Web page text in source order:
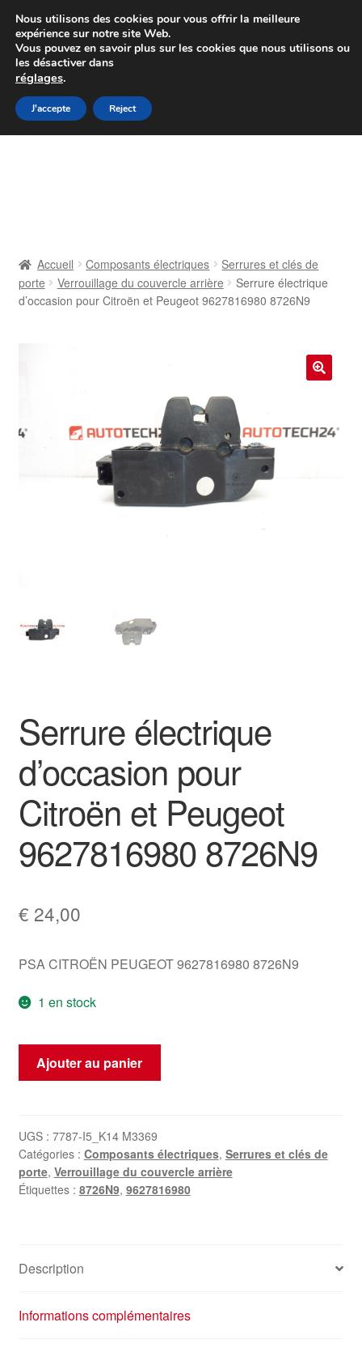
Colissimo livraison à partir de 7 EUR
Du lundi au vendredi de 9 h à 16 h
Aller
à
Aller
au
Contact
Procédure de Réclamation
Accueil Composants électriques
Serrures et clés de
porte
Verrouillage du couvercle arrière
Serrure électrique
d’occasion pour Citroën et Peugeot 9627816980 8726N9
Serrure électrique
d’occasion pour
Citroën et Peugeot
9627816980 8726N9
€ 24,00
PSA CITROËN PEUGEOT 9627816980 8726N9
1 en stock
quantité
d'occasion
pour
Citroën
et
Ajouter au panier
UGS : 7787-I5_K14 M3369
Catégories : Composants électriques, Serrures et clés de
porte, Verrouillage du couvercle arrière
Étiquettes : 8726N9, 9627816980
Description
Informations complémentaires
Nous utilisons des cookies pour vous offrir la meilleure
expérience sur notre site Web.
Vous pouvez en savoir plus sur les cookies que nous utilisons ou
les désactiver dans
réglages.
J'accepte Reject